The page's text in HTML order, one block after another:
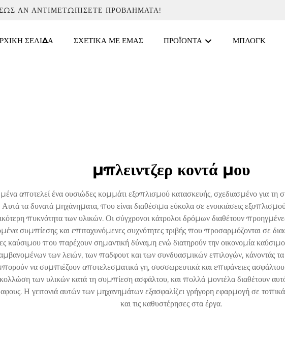
ΑΝ ΑΝΤΙΜΕΤΩΠΊΣΕΤΕ ΠΡΟΒΛΉΜΑΤΑ!
ΣΕΛΊΔΑ ΣΧΕΤΙΚΆ ΜΕ ΕΜΆΣ ΠΡΟΪΌΝΤΑ ΜΠΛΟΓΚ
μπλειντζερ κοντά μου
αποτελεί ένα ουσιώδες κομμάτι εξοπλισμού κατασκευής, σχεδιασμένο για τη
τα δυνατά μηχάνηματα, που είναι διαθέσιμα εύκολα σε ενοικιάσεις
πυκνότητα των υλικών. Οι σύγχρονοι κάτρολοι δρόμων διαθέτουν
συμπίεσης και επιταχυνόμενες συχνότητες τριβής που προσαρμόζονται σε
καύσιμου που παρέχουν σημαντική δύναμη ενώ διατηρούν την οικονομία
των λειών, των παδφουτ και των συνδυασμικών επιλογών, κάνοντάς τα
να συμπιέζουν αποτελεσματικά γη, συσσωρευτικά και επιφάνειες
των υλικών κατά τη συμπίεση ασφάλτου, και πολλά μοντέλα διαθέτουν
Η γειτονιά αυτών των μηχανημάτων εξασφαλίζει γρήγορη εφαρμογή σε
και τις καθυστέρησες στα έργα.